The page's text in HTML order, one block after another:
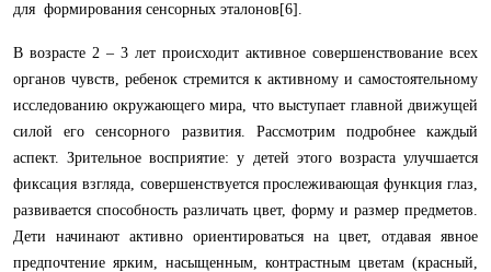
для формирования сенсорных эталонов[6].
В возрасте 2 – 3 лет происходит активное совершенствование всех
органов чувств, ребенок стремится к активному и самостоятельному
исследованию окружающего мира, что выступает главной движущей
силой его сенсорного развития. Рассмотрим подробнее каждый
аспект. Зрительное восприятие: у детей этого возраста улучшается
фиксация взгляда, совершенствуется прослеживающая функция глаз,
развивается способность различать цвет, форму и размер предметов.
Дети начинают активно ориентироваться на цвет, отдавая явное
предпочтение ярким, насыщенным, контрастным цветам (красный,